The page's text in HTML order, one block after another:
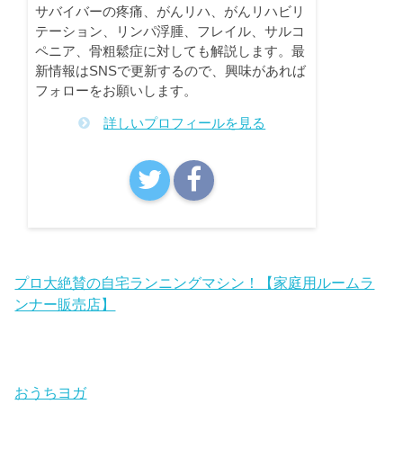
サバイバーの疼痛、がんリハ、がんリハビリ
テーション、リンパ浮腫、フレイル、サルコ
ペニア、骨粗鬆症に対しても解説します。最
新情報はSNSで更新するので、興味があれば
フォローをお願いします。
詳しいプロフィールを見る
プロ大絶賛の自宅ランニングマシン！【家庭用ルームラ
ンナー販売店】
おうちヨガ